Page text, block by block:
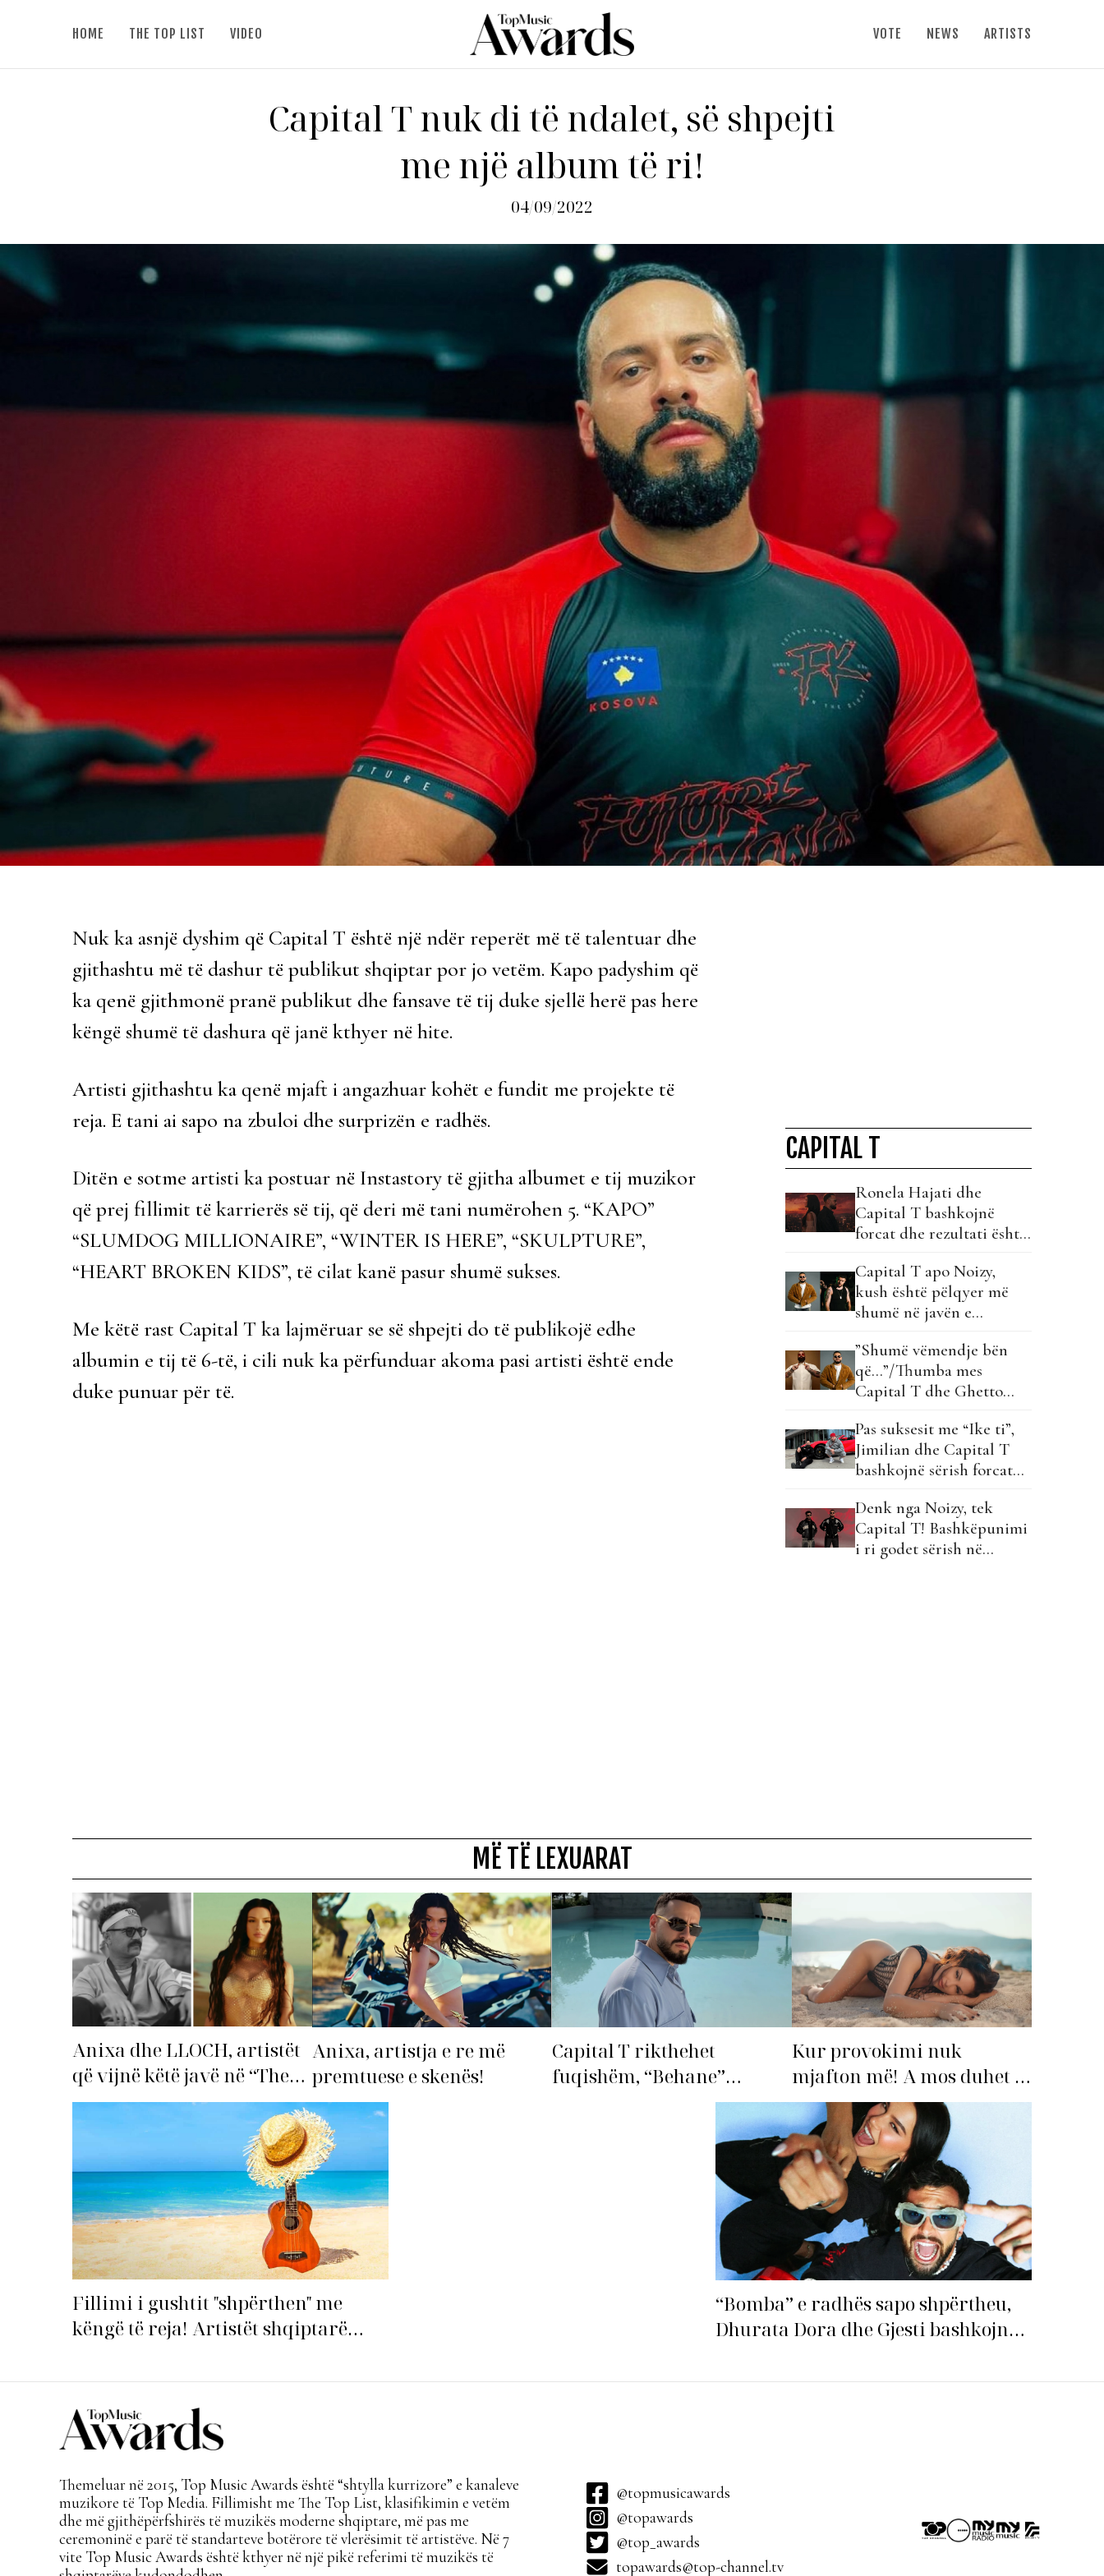
HOME THE TOP LIST VIDEO VOTE NEWS ARTISTS
Capital T nuk di të ndalet, së shpejti
me një album të ri!
04/09/2022
Nuk ka asnjë dyshim që Capital T është një ndër reperët më të talentuar dhe
gjithashtu më të dashur të publikut shqiptar por jo vetëm. Kapo padyshim që
ka qenë gjithmonë pranë publikut dhe fansave të tij duke sjellë herë pas here
këngë shumë të dashura që janë kthyer në hite.
Artisti gjithashtu ka qenë mjaft i angazhuar kohët e fundit me projekte të
reja. E tani ai sapo na zbuloi dhe surprizën e radhës.
Ditën e sotme artisti ka postuar në Instastory të gjitha albumet e tij muzikor
që prej fillimit të karrierës së tij, që deri më tani numërohen 5. “KAPO”
“SLUMDOG MILLIONAIRE”, “WINTER IS HERE”, “SKULPTURE”,
“HEART BROKEN KIDS”, të cilat kanë pasur shumë sukses.
Me këtë rast Capital T ka lajmëruar se së shpejti do të publikojë edhe
albumin e tij të 6-të, i cili nuk ka përfunduar akoma pasi artisti është ende
duke punuar për të.
CAPITAL T
Ronela Hajati dhe
Capital T bashkojnë
forcat dhe rezultati është
Capital T apo Noizy,
kush është pëlqyer më
shumë në javën e
”Shumë vëmendje bën
që…”/Thumba mes
Capital T dhe Ghetto
Pas suksesit me “Ike ti”,
Jimilian dhe Capital T
bashkojnë sërish forcat
Denk nga Noizy, tek
Capital T! Bashkëpunimi
i ri godet sërish në
MË TË LEXUARAT
Anixa dhe LLOCH, artistët
që vijnë këtë javë në “The
Top List”!
Anixa, artistja e re më
premtuese e skenës!
Capital T rikthehet
fuqishëm, “Behane”
premton të bëhet fiksimi i
Kur provokimi nuk
mjafton më! A mos duhet të
‘dorëzohet’ Bleona?
Fillimi i gushtit "shpërthen" me
këngë të reja! Artistët shqiptarë
“Bomba” e radhës sapo shpërtheu,
Dhurata Dora dhe Gjesti bashkojnë
Themeluar në 2015, Top Music Awards është “shtylla kurrizore” e kanaleve
muzikore të Top Media. Fillimisht me The Top List, klasifikimin e vetëm
dhe më gjithëpërfshirës të muzikës moderne shqiptare, më pas me
ceremoninë e parë të standarteve botërore të vlerësimit të artistëve. Në 7
vite Top Music Awards është kthyer në një pikë referimi të muzikës të
@topmusicawards
@topawards
@top_awards
topawards@top-channel.tv